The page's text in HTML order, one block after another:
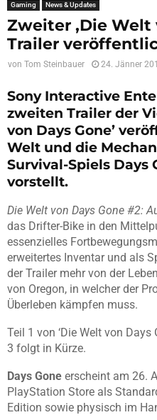
Gaming News & Updates
Zweiter ‚Die Welt
Trailer
von Tom Steinbauer 24. Jänner
Sony Interactive
zweiten Trailer der
von Days Gone’
Welt und die
Survival-Spiels Days
vorstellt.
Die Welt von Days Gone #2:
das Drifter-Bike in den
essenzielles
erweitertes Inventar und als
der Trailer mehr von der
von Oregon, in welcher der
Überleben kämpfen muss.
Teil 1 von ‘Die Welt von Days
3 folgt in Kürze.
Days Gone erscheint am 26.
PlayStation Store als
Edition sowie physisch im